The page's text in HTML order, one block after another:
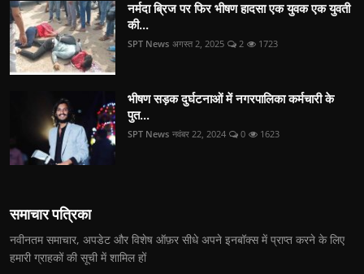
नर्मदा ब्रिज पर फिर भीषण हादसा एक युवक एक युवती
की...
SPT News अगस्त 2, 2025 2 1723
भीषण सड़क दुर्घटनाओं में नगरपालिका कर्मचारी के
पुत...
SPT News नवंबर 22, 2024 0 1623
समाचार पत्रिका
नवीनतम समाचार, अपडेट और विशेष ऑफ़र सीधे अपने इनबॉक्स में प्राप्त करने के लिए
हमारी ग्राहकों की सूची में शामिल हों